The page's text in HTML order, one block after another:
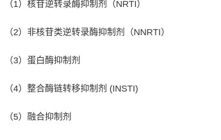
（1）核苷逆转录酶抑制剂（NRTI）
（2）非核苷类逆转录酶抑制剂（NNRTI）
（3）蛋白酶抑制剂
（4）整合酶链转移抑制剂 (INSTI)
（5）融合抑制剂